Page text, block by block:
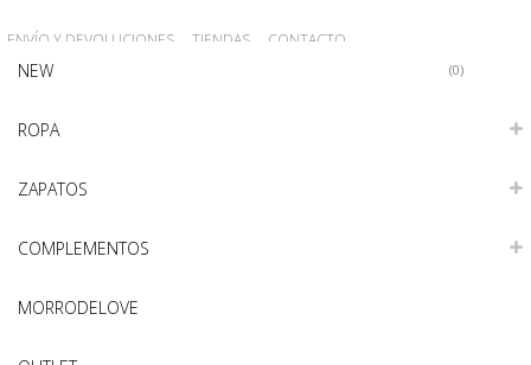
0
ENVÍO Y DEVOLUCIONES TIENDAS CONTACTO
NEW
ROPA
ZAPATOS
COMPLEMENTOS
MORRODELOVE